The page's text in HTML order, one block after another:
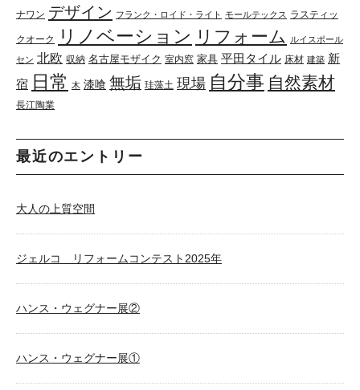
ナワン デザイン フランク・ロイド・ライト モールテックス ラスティッ
クオーク リノベーション リフォーム ルイスポール
セン 北欧 収納 名古屋モザイク 室内窓 家具 平田タイル 床材 建築 新
宿 日常 木 漆喰 無垢 珪藻土 現場 自分事 自然素材
長江陶業
最近のエントリー
大人の上質空間
ジェルコ リフォームコンテスト2025年
ハンス・ウェグナー展②
ハンス・ウェグナー展①